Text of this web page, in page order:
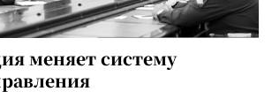
меняет систему